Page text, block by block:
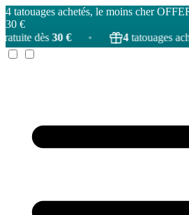
4 tatouages achetés, le moins cher
30 €
• 4tatouages achetés, le